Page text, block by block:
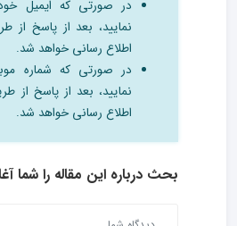
در صورتی که ایمیل
نمایید، بعد از پاسخ از
اطلاع رسانی خواهد شد.
در صورتی که شماره
نمایید، بعد از پاسخ از
اطلاع رسانی خواهد شد.
بحث درباره این مقاله را شما